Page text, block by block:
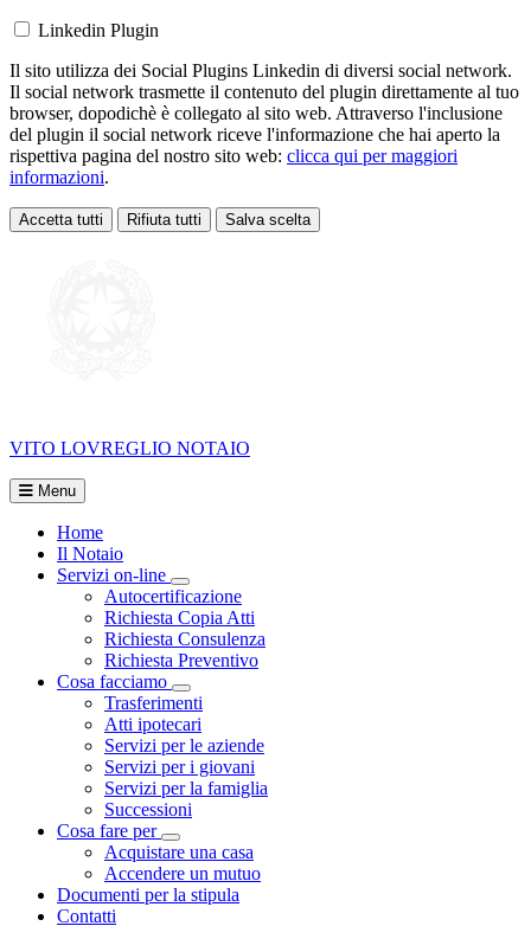
Linkedin Plugin
Il sito utilizza dei Social Plugins Linkedin di diversi social network.
Il social network trasmette il contenuto del plugin direttamente al tuo
browser, dopodichè è collegato al sito web. Attraverso l'inclusione
del plugin il social network riceve l'informazione che hai aperto la
rispettiva pagina del nostro sito web: clicca qui per maggiori
informazioni.
Accetta tutti Rifiuta tutti Salva scelta
VITO LOVREGLIO NOTAIO
Menu
Home
Il Notaio
Servizi on-line
Visualizza menù di secondo livello
Autocertificazione
Richiesta Copia Atti
Richiesta Consulenza
Richiesta Preventivo
Cosa facciamo
Visualizza menù di secondo livello
Trasferimenti
Atti ipotecari
Servizi per le aziende
Servizi per i giovani
Servizi per la famiglia
Successioni
Cosa fare per
Visualizza menù di secondo livello
Acquistare una casa
Accendere un mutuo
Documenti per la stipula
Contatti